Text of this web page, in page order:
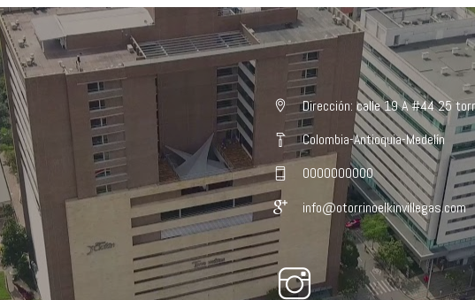
Dirección: calle 19 A #44 25
Colombia-Antioquia-Medelín
0000000000
info@otorrinoelkinvillegas.com